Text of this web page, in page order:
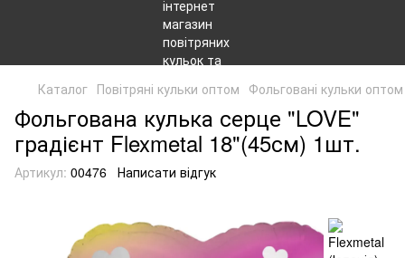
Каталог Повітряні кульки оптом Фольговані кульки оптом
Фольгована кулька серце "LOVE"
градієнт Flexmetal 18"(45см) 1шт.
Артикул: 00476 Написати відгук